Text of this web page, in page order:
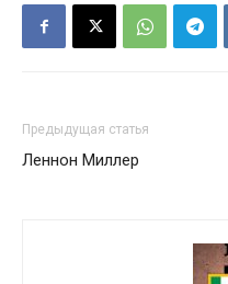
Предыдущая статья
Леннон Миллер